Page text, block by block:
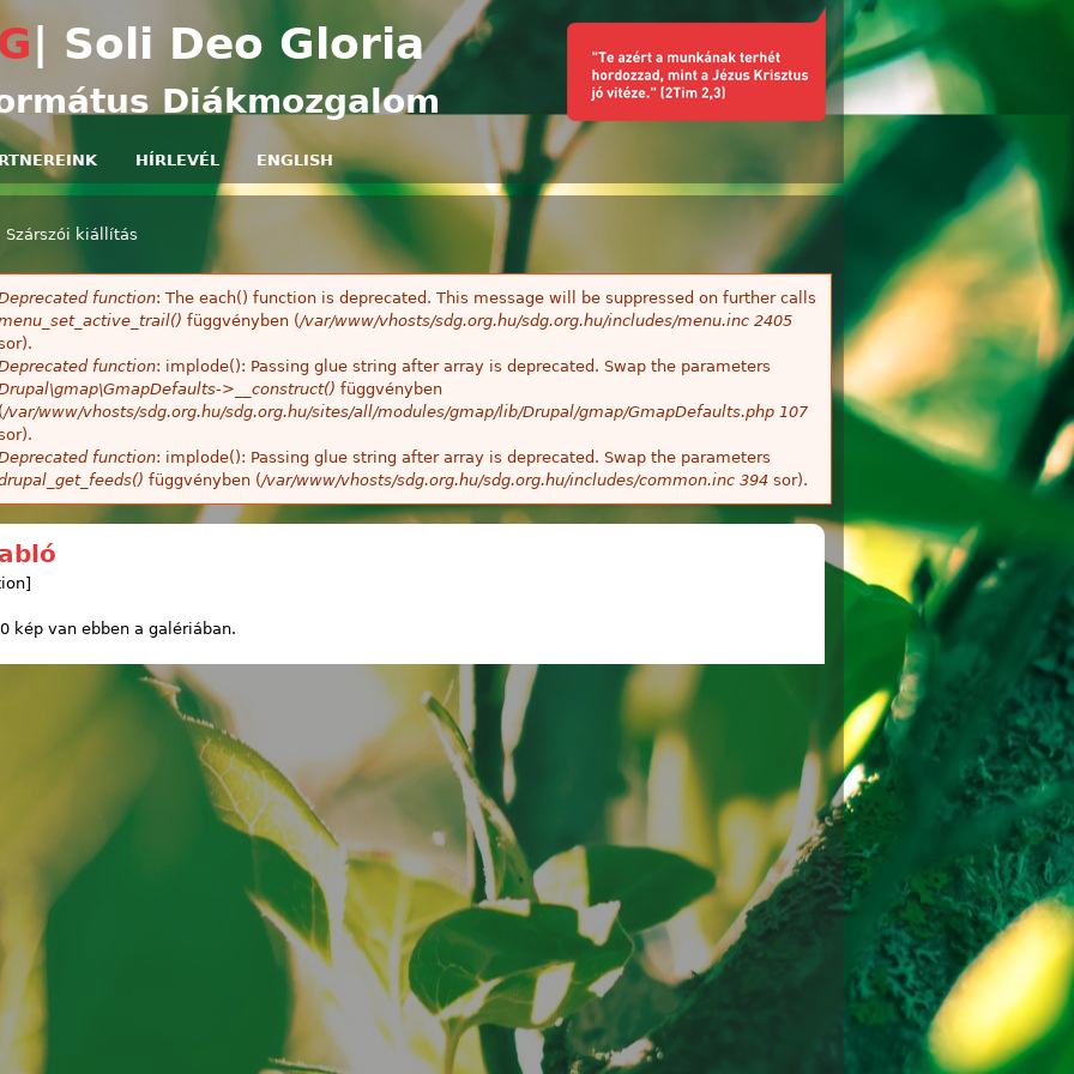
| Soli Deo Gloria
Diákmozgalom
HÍRLEVÉL ENGLISH
hely
Szárszói kiállítás
function: The each() function is deprecated. This message will be suppressed on further calls
függvényben (/var/www/vhosts/sdg.org.hu/sdg.org.hu/includes/menu.inc 2405
function: implode(): Passing glue string after array is deprecated. Swap the parameters
>__construct() függvényben
(/var/www/vhosts/sdg.org.hu/sdg.org.hu/sites/all/modules/gmap/lib/Drupal/gmap/GmapDefaults.php 107
function: implode(): Passing glue string after array is deprecated. Swap the parameters
függvényben (/var/www/vhosts/sdg.org.hu/sdg.org.hu/includes/common.inc 394 sor).
kép van ebben a galériában.